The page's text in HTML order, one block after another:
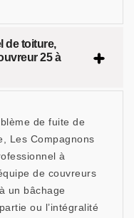
de toiture,
25 à
de fuite de
Les Compagnons
à
de couvreurs
un bâchage
ou l’intégralité